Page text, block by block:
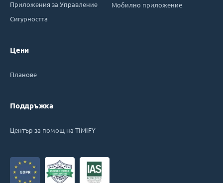
Приложения за Управление
Сигурността
Цени
Планове
Поддръжка
Център за помощ на TIMIFY
Мобилно приложение